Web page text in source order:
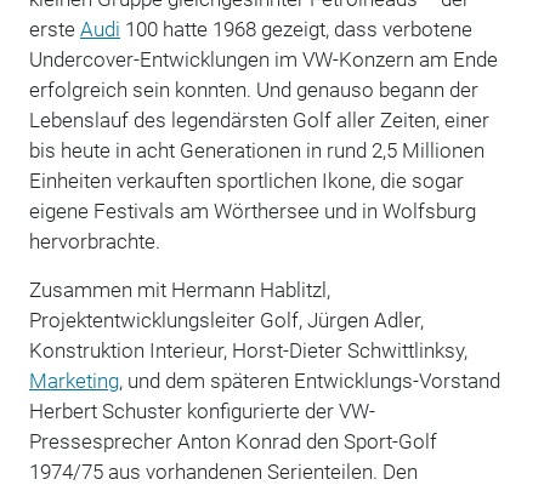
erste Audi 100 hatte 1968 gezeigt, dass verbotene
Undercover-Entwicklungen im VW-Konzern am Ende
erfolgreich sein konnten. Und genauso begann der
Lebenslauf des legendärsten Golf aller Zeiten, einer
bis heute in acht Generationen in rund 2,5 Millionen
Einheiten verkauften sportlichen Ikone, die sogar
eigene Festivals am Wörthersee und in Wolfsburg
hervorbrachte.
Zusammen mit Hermann Hablitzl,
Projektentwicklungsleiter Golf, Jürgen Adler,
Konstruktion Interieur, Horst-Dieter Schwittlinksy,
Marketing, und dem späteren Entwicklungs-Vorstand
Herbert Schuster konfigurierte der VW-
Pressesprecher Anton Konrad den Sport-Golf
1974/75 aus vorhandenen Serienteilen. Den